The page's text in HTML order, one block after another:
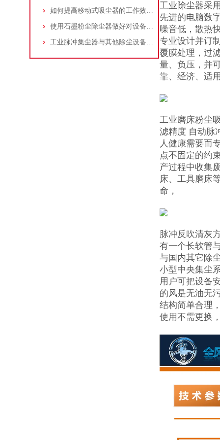
如何提高移动式吸尘器的工作效率？
使用石墨粉尘除尘器做好对设备的维护十分重要
工业脉冲集尘器与其他除尘设备的比较
工业除尘器采
先进的电脑数
噪音低，散热
专业设计并订
覆膜处理，过
量、负压，并
靠、经济、适
工业磨床粉尘
滤精度 自动脉
人健康需要而
点不固定的约
产过程中收集
床、工具磨床
命，
脉冲反吹清灰
有一个长软管
与国内其它除
小型中央集尘
用户可把设备
的风是无油无
结构简单合理
使用不需更换